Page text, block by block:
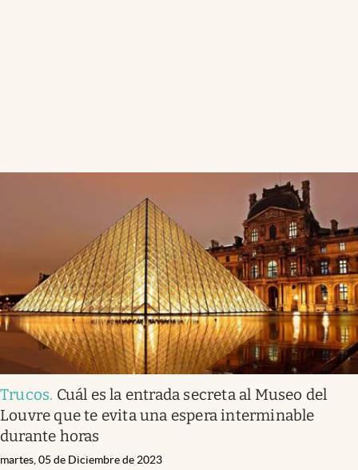
Trucos. Cuál es la entrada secreta al Museo del
Louvre que te evita una espera interminable
durante horas
martes, 05 de Diciembre de 2023